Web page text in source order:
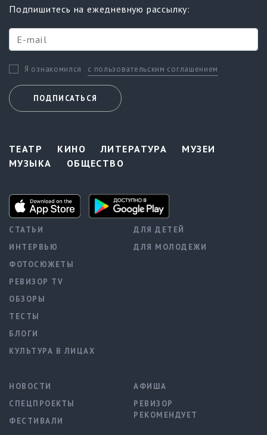
Подпишитесь на ежедневную рассылку:
Я ознакомился с пользовательским соглашением
ПОДПИСАТЬСЯ
ТЕАТР КИНО ЛИТЕРАТУРА
МУЗЕИ
МУЗЫКА
ОБЩЕСТВО
СТАТЬИ
ИНТЕРВЬЮ
ФОТОСЮЖЕТЫ
РЕВИЗОР TV
ОБЗОРЫ
ТЕСТЫ
БЛОГИ
КУЛЬТУРА В ЛИЦАХ
ДЛЯ ДЕТЕЙ
ДЛЯ МОЛОДЕЖИ
НОВОСТИ
СПЕЦПРОЕКТЫ
ФЕСТИВАЛИ
АФИША
РЕВИЗОР
РЕКОМЕНДУЕТ